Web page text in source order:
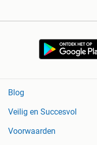
Blog
Veilig en Succesvol
Voorwaarden